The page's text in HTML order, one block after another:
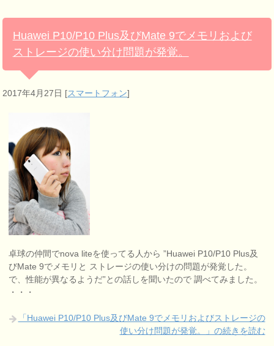
Huawei P10/P10 Plus及びMate 9でメモリおよび
ストレージの使い分け問題が発覚。
2017年4月27日 [スマートフォン]
卓球の仲間でnova liteを使ってる人から ”Huawei P10/P10 Plus及
びMate 9でメモリと ストレージの使い分けの問題が発覚した。
で、性能が異なるようだ”との話しを聞いたので 調べてみました。
・・・
「Huawei P10/P10 Plus及びMate 9でメモリおよびストレージの
使い分け問題が発覚。」の続きを読む